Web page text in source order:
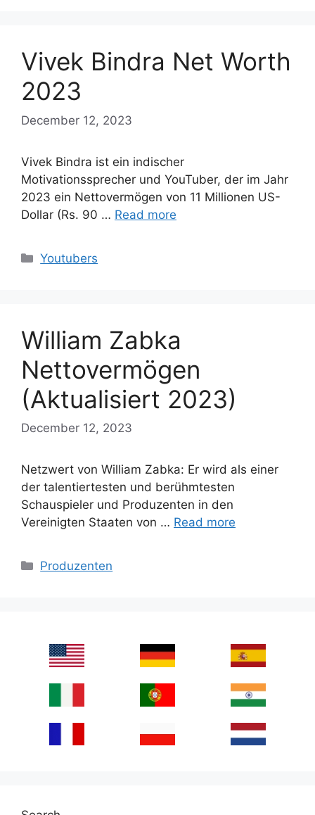
Vivek Bindra Net Worth
2023
December 12, 2023
Vivek Bindra ist ein indischer
Motivationssprecher und YouTuber, der im Jahr
2023 ein Nettovermögen von 11 Millionen US-
Dollar (Rs. 90 … Read more
Categories
Youtubers
William Zabka
Nettovermögen
(Aktualisiert 2023)
December 12, 2023
Netzwert von William Zabka: Er wird als einer
der talentiertesten und berühmtesten
Schauspieler und Produzenten in den
Vereinigten Staaten von … Read more
Categories
Produzenten